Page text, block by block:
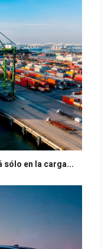
sólo en la carga...